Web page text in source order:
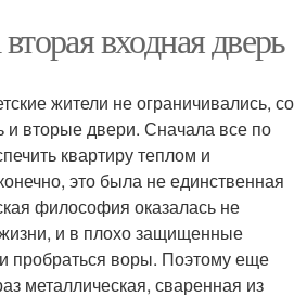
входная дверь
жители не ограничивались, со
вторые двери. Сначала все по
квартиру теплом и
это была не единственная
философия оказалась не
и в плохо защищенные
пробраться воры. Поэтому еще
металлическая, сваренная из